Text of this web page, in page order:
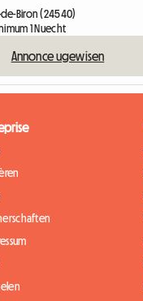
Biron (24540)
1 Nuecht
Annonce ugewisen